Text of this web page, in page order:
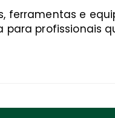
ferramentas e
profissionais